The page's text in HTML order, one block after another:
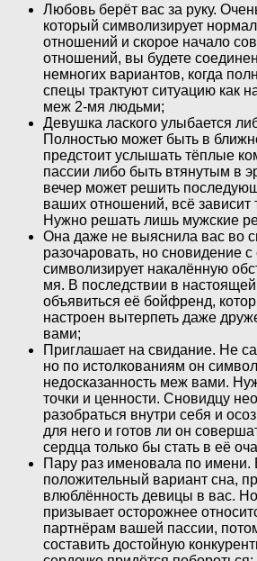
Любовь берёт вас за руку.
который символизирует
отношений и скорое начало
отношений, вы будете
немногих вариантов, когда
спецы трактуют ситуацию как
меж 2-мя людьми;
Девушка лаского улыбается
Полностью может быть в
предстоит услышать тёплые
пассии либо быть втянутым в
вечер может решить
ваших отношений, всё зависит
Нужно решать лишь мужские
Она даже не выяснила вас во
разочаровать, но сновидение
символизирует накалённую
мя. В последствии в
объявиться её бойфренд,
настроен вытерпеть даже
вами;
Приглашает на свидание. Не
но по истолкованиям он
недосказанность меж вами.
точки и ценности. Сновидцу
разобраться внутри себя и
для него и готов ли он
сердца только бы стать в её
Пару раз именовала по
положительный вариант сна,
влюблённость девицы в вас.
призывает осторожнее
партнёрам вашей пассии,
составить достойную